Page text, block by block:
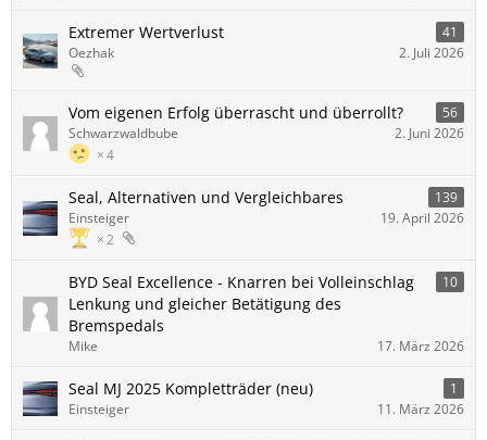
Extremer Wertverlust
41
Oezhak
2. Juli 2026
Vom eigenen Erfolg überrascht und überrollt? 56
4
Schwarzwaldbube 2. Juni 2026
Seal, Alternativen und Vergleichbares 139
2
Einsteiger 19. April 2026
BYD Seal Excellence - Knarren bei Volleinschlag
Lenkung und gleicher Betätigung des
Bremspedals
10
Mike 17. März 2026
Seal MJ 2025 Kompletträder (neu)
1
Einsteiger
11. März 2026